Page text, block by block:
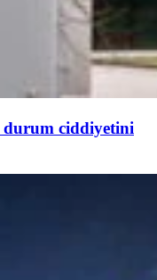
durum ciddiyetini